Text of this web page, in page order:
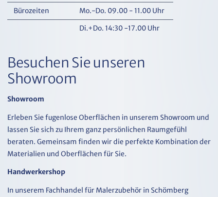
Bürozeiten
Mo.-Do. 09.00 - 11.00 Uhr
Di.+Do. 14:30 -17.00 Uhr
Besuchen Sie unseren
Showroom
Showroom
Erleben Sie fugenlose Oberflächen in unserem Showroom und
lassen Sie sich zu Ihrem ganz persönlichen Raumgefühl
beraten. Gemeinsam finden wir die perfekte Kombination der
Materialien und Oberflächen für Sie.
Handwerkershop
In unserem Fachhandel für Malerzubehör in Schömberg